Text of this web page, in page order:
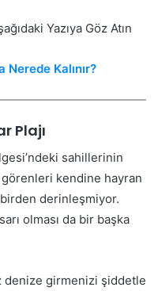
Yazıya Göz Atın
Nerede Kalınır?
Plajı
sahillerinin
kendine hayran
derinleşmiyor.
olması da bir başka
denize girmenizi şiddetle